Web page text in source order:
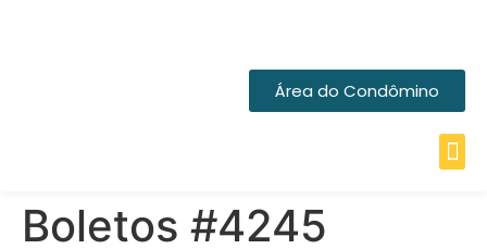
Área do Condômino
Boletos #4245